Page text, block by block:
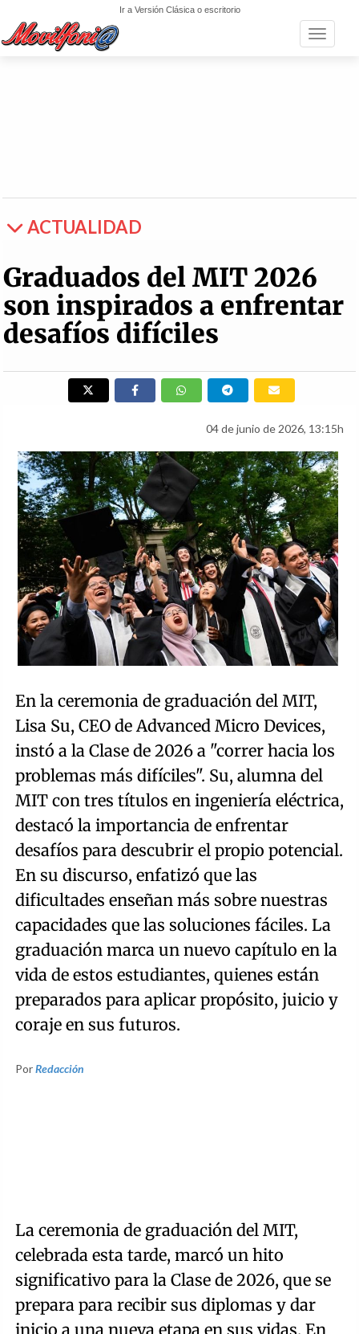
Ir a Versión Clásica o escritorio
Toggle
ACTUALIDAD
Graduados del MIT 2026
son inspirados a enfrentar
desafíos difíciles
04 de junio de 2026, 13:15h
En la ceremonia de graduación del MIT,
Lisa Su, CEO de Advanced Micro Devices,
instó a la Clase de 2026 a "correr hacia los
problemas más difíciles". Su, alumna del
MIT con tres títulos en ingeniería eléctrica,
destacó la importancia de enfrentar
desafíos para descubrir el propio potencial.
En su discurso, enfatizó que las
dificultades enseñan más sobre nuestras
capacidades que las soluciones fáciles. La
graduación marca un nuevo capítulo en la
vida de estos estudiantes, quienes están
preparados para aplicar propósito, juicio y
coraje en sus futuros.
PorRedacción
La ceremonia de graduación del MIT,
celebrada esta tarde, marcó un hito
significativo para la Clase de 2026, que se
prepara para recibir sus diplomas y dar
inicio a una nueva etapa en sus vidas. En